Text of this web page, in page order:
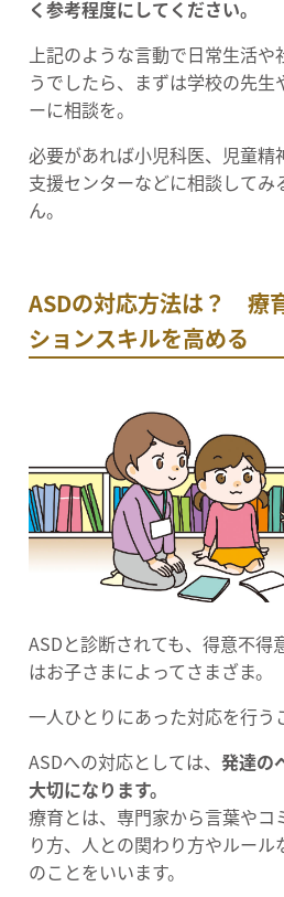
く参考程度にしてください。
上記のような言動で日常生活
うでしたら、まずは学校の先生
ーに相談を。
必要があれば小児科医、児童精
支援センターなどに相談してみ
ん。
ASDの対応方法は？ 療
ションスキルを高める
ASDと診断されても、得意不得
はお子さまによってさまざま。
一人ひとりにあった対応を行う
ASDへの対応としては、 発達の
大切になります。
療育とは、専門家から言葉やコ
り方、人との関わり方やルー
のことをいいます。